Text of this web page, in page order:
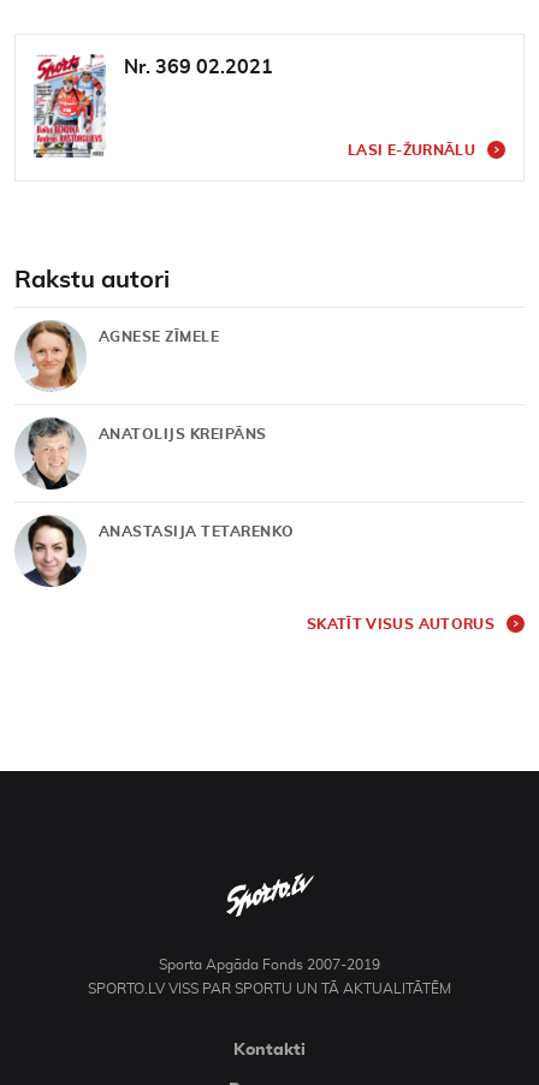
Nr. 369 02.2021
LASI E-ŽURNĀLU
Rakstu autori
AGNESE ZĪMELE
ANATOLIJS KREIPĀNS
ANASTASIJA TETARENKO
SKATĪT VISUS AUTORUS
Sporta Apgāda Fonds 2007-2019
SPORTO.LV VISS PAR SPORTU UN TĀ AKTUALITĀTĒM
Kontakti